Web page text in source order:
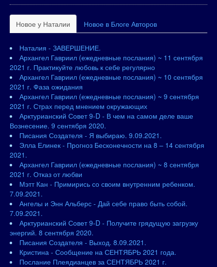
Новое у Наталии Новое в Блоге Авторов
Наталия - ЗАВЕРШЕНИЕ.
Архангел Гавриил (ежедневные послания) ~ 11 сентября
2021 г. Практикуйте любовь к себе регулярно
Архангел Гавриил (ежедневные послания) ~ 10 сентября
2021 г. Фаза ожидания
Архангел Гавриил (ежедневные послания) ~ 9 сентября
2021 г. Страх перед мнением окружающих
Арктурианский Совет 9-D - В чем на самом деле ваше
Вознесение. 9 сентября 2020.
Писания Создателя - Я выбираю. 9.09.2021.
Элла Елинек - Прогноз Бесконечности на 8 – 14 сентября
2021.
Архангел Гавриил (ежедневные послания) ~ 8 сентября
2021 г. Отказ от любви
Мэтт Кан - Примирись со своим внутренним ребенком.
7.09.2021.
Ангелы и Энн Альберс - Дай себе право быть собой.
7.09.2021.
Арктурианский Совет 9-D - Получите грядущую загрузку
энергий. 8 сентября 2020.
Писания Создателя - Выход. 8.09.2021.
Кристина - Сообщение на СЕНТЯБРЬ 2021 года.
Послание Плеядианцев за СЕНТЯБРЬ 2021 г.